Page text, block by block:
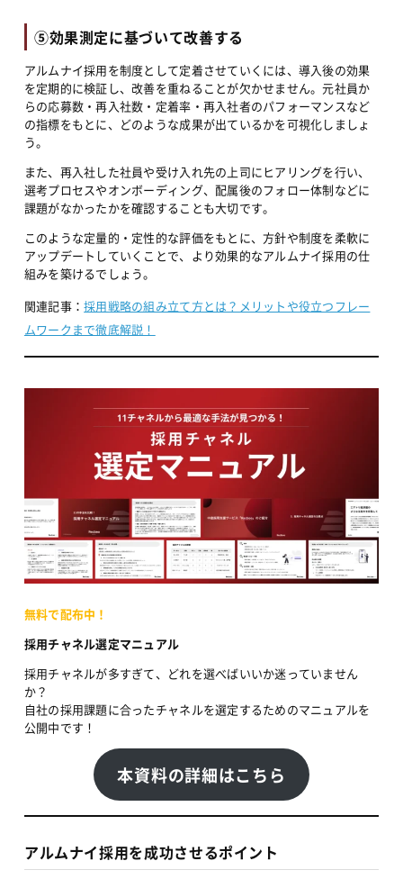
⑤効果測定に基づいて改善する
アルムナイ採用を制度として定着させていくには、導入後の効果
を定期的に検証し、改善を重ねることが欠かせません。元社員か
らの応募数・再入社数・定着率・再入社者のパフォーマンスなど
の指標をもとに、どのような成果が出ているかを可視化しましょ
う。
また、再入社した社員や受け入れ先の上司にヒアリングを行い、
選考プロセスやオンボーディング、配属後のフォロー体制などに
課題がなかったかを確認することも大切です。
このような定量的・定性的な評価をもとに、方針や制度を柔軟に
アップデートしていくことで、より効果的なアルムナイ採用の仕
組みを築けるでしょう。
関連記事：採用戦略の組み立て方とは？メリットや役立つフレー
ムワークまで徹底解説！
無料で配布中！
採用チャネル選定マニュアル
採用チャネルが多すぎて、どれを選べばいいか迷っていません
か？
自社の採用課題に合ったチャネルを選定するためのマニュアルを
公開中です！
本資料の詳細はこちら
アルムナイ採用を成功させるポイント